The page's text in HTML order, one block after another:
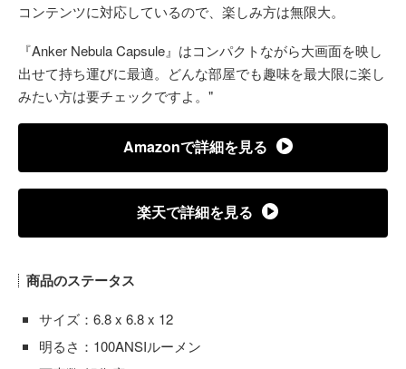
コンテンツに対応しているので、楽しみ方は無限大。
『Anker Nebula Capsule』はコンパクトながら大画面を映し
出せて持ち運びに最適。どんな部屋でも趣味を最大限に楽し
みたい方は要チェックですよ。"
Amazonで詳細を見る
楽天で詳細を見る
商品のステータス
サイズ：6.8 x 6.8 x 12
明るさ：100ANSIルーメン